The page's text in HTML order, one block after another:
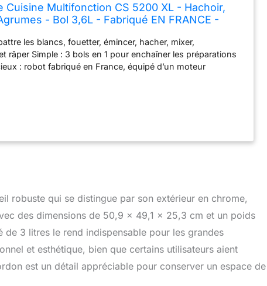
Cuisine Multifonction CS 5200 XL - Hachoir,
- Bol 3,6L - Fabriqué EN FRANCE -
les blancs, fouetter, émincer, hacher, mixer,
râper Simple : 3 bols en 1 pour enchaîner les préparations
: robot fabriqué en France, équipé d’un moteur
à Thiers. Boîte de rangement compact des
: App gratuite avec +500 idées recettes
robuste qui se distingue par son extérieur en chrome,
des dimensions de 50,9 x 49,1 x 25,3 cm et un poids
de 3 litres le rend indispensable pour les grandes
et esthétique, bien que certains utilisateurs aient
est un détail appréciable pour conserver un espace de